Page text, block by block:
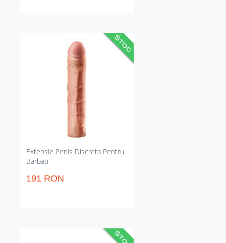
Extensie Penis Discreta Pentru
Barbati
191 RON
Prelungitor mădular care
sporește 7.6 cm și crește senzația.
Limitează nesiguranța prin volum
mai mare și prinde erecția pe
durata actului. Poate fi tăiat
pentru o potrivire personalizată,
privat de intervenții chirurgicale
sau suplimente dubioase.